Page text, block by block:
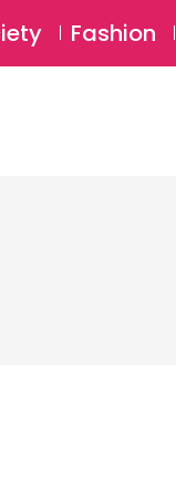
Login
Fashion